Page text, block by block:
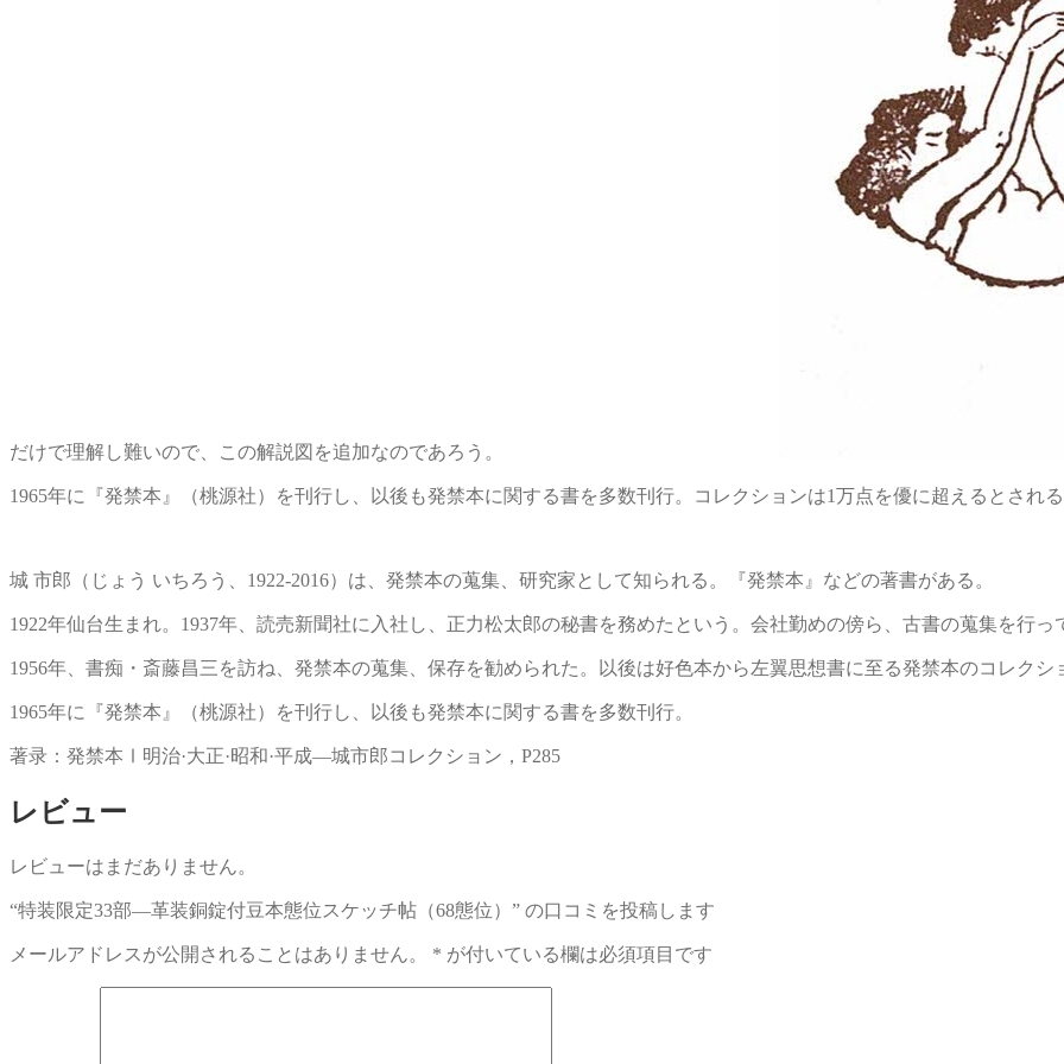
だけで理解し難いので、この解説図を追加なのであろう。
1965年に『発禁本』（桃源社）を刊行し、以後も発禁本に関する書を多数刊行。コレクションは1万点を優に超えるとされ
城 市郎（じょう いちろう、1922-2016）は、発禁本の蒐集、研究家として知られる。『発禁本』などの著書がある。
1922年仙台生まれ。1937年、読売新聞社に入社し、正力松太郎の秘書を務めたという。会社勤めの傍ら、古書の蒐集を行っ
1956年、書痴・斎藤昌三を訪ね、発禁本の蒐集、保存を勧められた。以後は好色本から左翼思想書に至る発禁本のコレクシ
1965年に『発禁本』（桃源社）を刊行し、以後も発禁本に関する書を多数刊行。
著录：発禁本Ⅰ明治·大正·昭和·平成—城市郎コレクション，P285
レビュー
レビューはまだありません。
“特装限定33部—革装銅錠付豆本態位スケッチ帖（68態位）” の口コミを投稿します
メールアドレスが公開されることはありません。 * が付いている欄は必須項目です